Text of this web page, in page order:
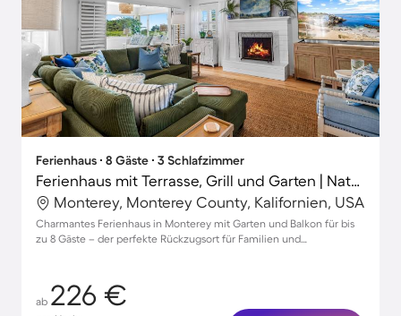
Ferienhaus ∙ 8 Gäste ∙ 3 Schlafzimmer
Ferienhaus mit Terrasse, Grill und Garten | Naturblick | Ideal für Homeoffice
Monterey, Monterey County, Kalifornien, USA
Charmantes Ferienhaus in Monterey mit Garten und Balkon für bis
zu 8 Gäste – der perfekte Rückzugsort für Familien und
ab 226 €